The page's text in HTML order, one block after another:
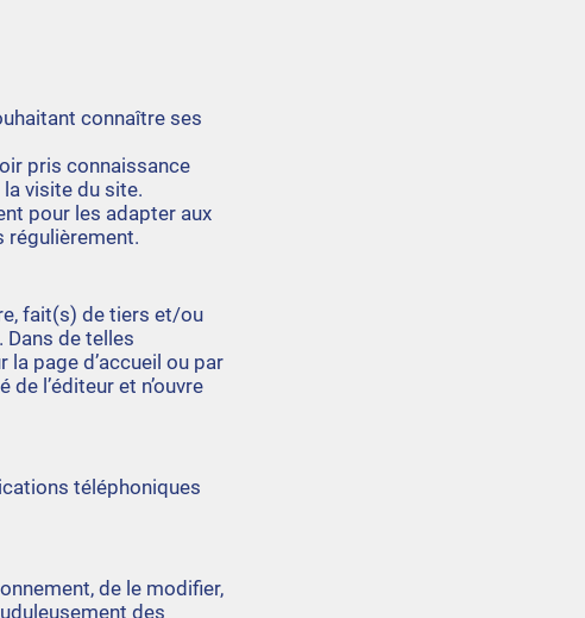
connaître ses
pris connaissance
visite du site.
pour les adapter aux
régulièrement.
fait(s) de tiers et/ou
de telles
page d’accueil ou par
l’éditeur et n’ouvre
téléphoniques
de le modifier,
des